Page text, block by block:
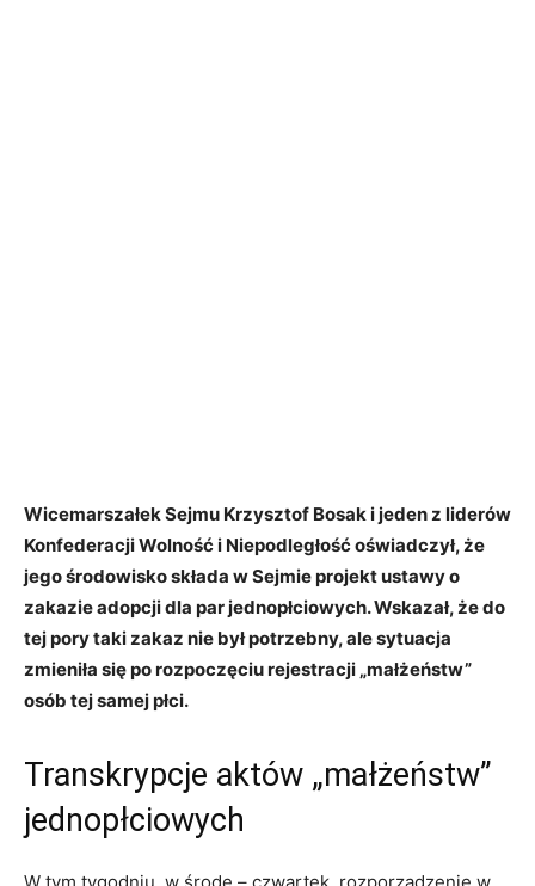
Wicemarszałek Sejmu Krzysztof Bosak i jeden z liderów
Konfederacji Wolność i Niepodległość oświadczył, że
jego środowisko składa w Sejmie projekt ustawy o
zakazie adopcji dla par jednopłciowych. Wskazał, że do
tej pory taki zakaz nie był potrzebny, ale sytuacja
zmieniła się po rozpoczęciu rejestracji „małżeństw”
osób tej samej płci.
Transkrypcje aktów „małżeństw”
jednopłciowych